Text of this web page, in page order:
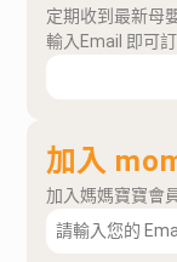
定期收到最新母
輸入Email 即可
加入
加入媽媽寶寶會